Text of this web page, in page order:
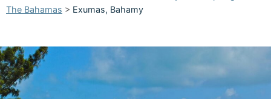
The Bahamas > Exumas, Bahamy